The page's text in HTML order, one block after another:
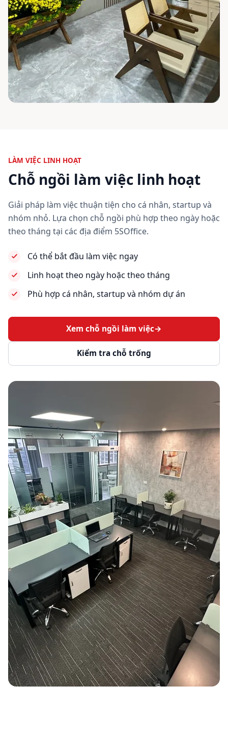
LÀM VIỆC LINH HOẠT
Chỗ ngồi làm việc linh hoạt
Giải pháp làm việc thuận tiện cho cá nhân, startup và
nhóm nhỏ. Lựa chọn chỗ ngồi phù hợp theo ngày hoặc
theo tháng tại các địa điểm 5SOffice.
Có thể bắt đầu làm việc ngay
Linh hoạt theo ngày hoặc theo tháng
Phù hợp cá nhân, startup và nhóm dự án
Xem chỗ ngồi làm việc→
Kiểm tra chỗ trống